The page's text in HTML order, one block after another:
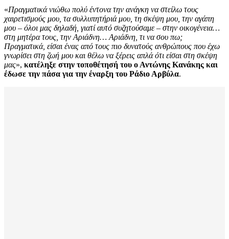
«Πραγματικά νιώθω πολύ έντονα την ανάγκη να στείλω τους
χαιρετισμούς μου, τα συλλυπητήριά μου, τη σκέψη μου, την αγάπη
μου – όλοι μας δηλαδή, γιατί αυτό συζητούσαμε – στην οικογένεια…
στη μητέρα τους, την Αριάδνη… Αριάδνη, τι να σου πω;
Πραγματικά, είσαι ένας από τους πιο δυνατούς ανθρώπους που έχω
γνωρίσει στη ζωή μου και θέλω να ξέρεις απλά ότι είσαι στη σκέψη
μας», κατέληξε στην τοποθέτησή του ο Αντώνης Κανάκης και
έδωσε την πάσα για την έναρξη του Ράδιο Αρβύλα.